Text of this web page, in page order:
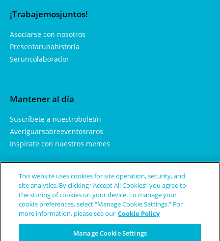
¡Trabajemosjuntos!
Asociarse con nosotros
Presentarunahistoria
Seruncolaborador
Mantener al día
Suscríbete a nuestroboletín
Averiguarsobreeventosraros
Inspírate con nuestros memes
Aprendemás
Sobrenosotros
Enfermedades y condicionesraras
This website uses cookies for site operation, security, and
site analytics. By clicking “Accept All Cookies” you agree to
the storing of cookies on your device. To manage your
cookie preferences, select “Manage Cookie Settings.” For
more information, please see our Cookie Policy
Manage Cookie Settings